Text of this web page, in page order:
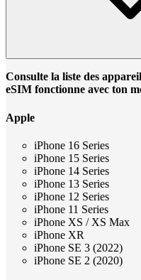
Consulte la liste des
eSIM fonctionne avec ton
Apple
iPhone 16 Series
iPhone 15 Series
iPhone 14 Series
iPhone 13 Series
iPhone 12 Series
iPhone 11 Series
iPhone XS / XS Max
iPhone XR
iPhone SE 3 (2022)
iPhone SE 2 (2020)